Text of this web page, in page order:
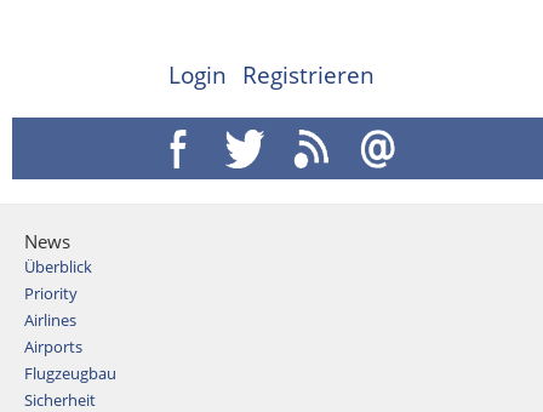
Login Registrieren
News
Überblick
Priority
Airlines
Airports
Flugzeugbau
Sicherheit